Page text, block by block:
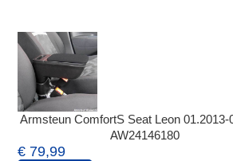
Armsteun ComfortS Seat Leon 01.2013-
AW24146180
€ 79,99